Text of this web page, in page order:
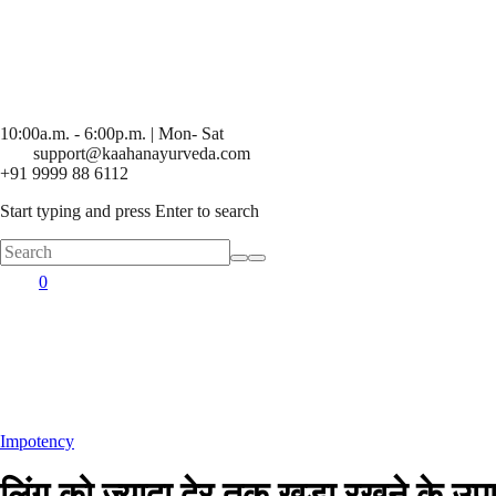
10:00a.m. - 6:00p.m. | Mon- Sat
support@kaahanayurveda.com
+91 9999 88 6112
Start typing and press Enter to search
0
Posted
Impotency